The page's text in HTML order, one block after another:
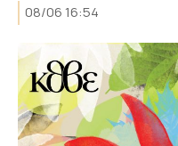
08/06 16:54